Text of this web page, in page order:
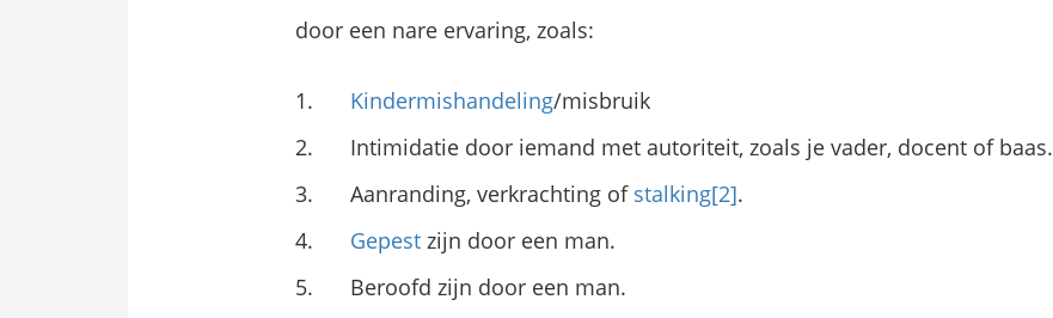
door een nare ervaring, zoals:
Kindermishandeling/misbruik
Intimidatie door iemand met autoriteit, zoals je vader, docent of baas.
Aanranding, verkrachting of stalking[2].
Gepest zijn door een man.
Beroofd zijn door een man.